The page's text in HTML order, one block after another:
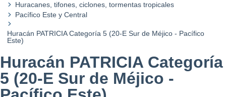
Huracanes, tifones, ciclones, tormentas tropicales
Pacífico Este y Central
Huracán PATRICIA Categoría 5 (20-E Sur de Méjico - Pacífico
Este)
Huracán PATRICIA Categoría
5 (20-E Sur de Méjico -